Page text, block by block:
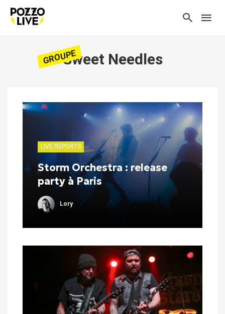
GROUPESweet Needles
LIVE REPORTS
Storm Orchestra : release
party à Paris
Lory